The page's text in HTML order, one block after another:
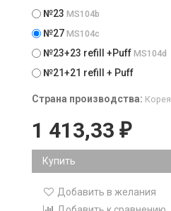
№23 MS104b
№27 MS104c
№23+23 refill +Puff MS104d
№21+21 refill + Puff
Страна производства: Корея
1 413,33 ₽
Купить
Добавить в желания